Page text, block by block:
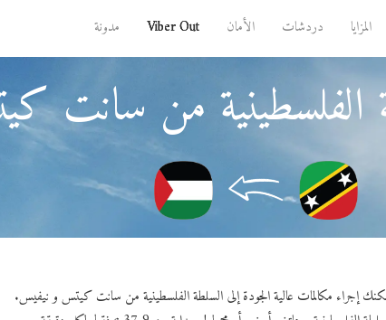
المزايا دردشات الأمان Viber Out مدونة
الفلسطينية من سانت